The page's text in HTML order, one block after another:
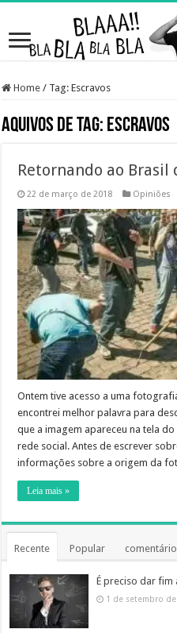
Home / Tag:Escravos
Aquivos de Tag: Escravos
Retornando ao Brasil
22 de março de 2018 Opiniões
Ontem tive acesso a uma
encontrei melhor palavra para
que a imagem apareceu na tela
rede social. Antes de escrever
informações sobre a origem da
Leia mais »
Recente Popular
É preciso dar fim
1 de setembro de